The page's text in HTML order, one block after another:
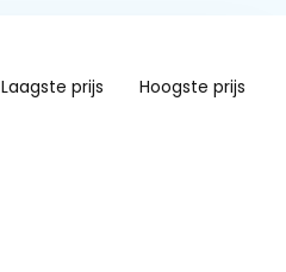
Laagste prijs Hoogste prijs